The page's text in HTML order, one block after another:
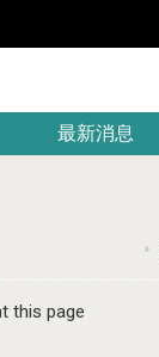
最新消息
this page